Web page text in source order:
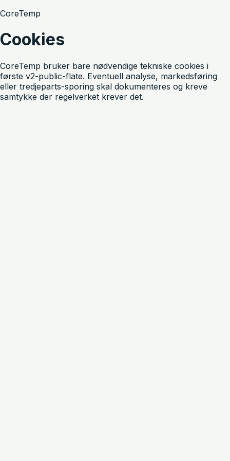
CoreTemp
Cookies
CoreTemp bruker bare nødvendige tekniske cookies i
første v2-public-flate. Eventuell analyse, markedsføring
eller tredjeparts-sporing skal dokumenteres og kreve
samtykke der regelverket krever det.